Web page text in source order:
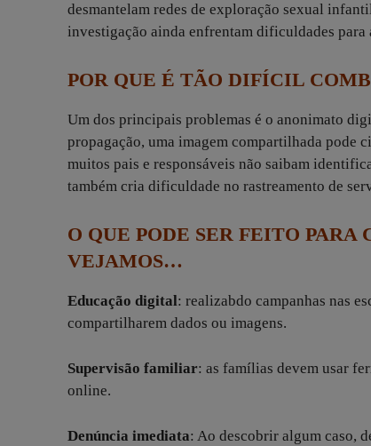
desmantelam redes de exploração sexual
investigação ainda enfrentam dificuldades para
POR QUE É TÃO DIFÍCIL
Um dos principais problemas é o anonimato
propagação, uma imagem compartilhada pode
muitos pais e responsáveis não saibam
também cria dificuldade no rastreamento de
O QUE PODE SER FEITO PARA
VEJAMOS…
Educação digital: realizabdo campanhas nas
compartilharem dados ou imagens.
Supervisão familiar: as famílias devem usar
online.
Denúncia imediata: Ao descobrir algum caso,